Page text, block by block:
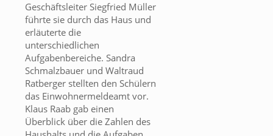
Geschäftsleiter Siegfried Müller
führte sie durch das Haus und
erläuterte die
unterschiedlichen
Aufgabenbereiche. Sandra
Schmalzbauer und Waltraud
Ratberger stellten den Schülern
das Einwohnermeldeamt vor.
Klaus Raab gab einen
Überblick über die Zahlen des